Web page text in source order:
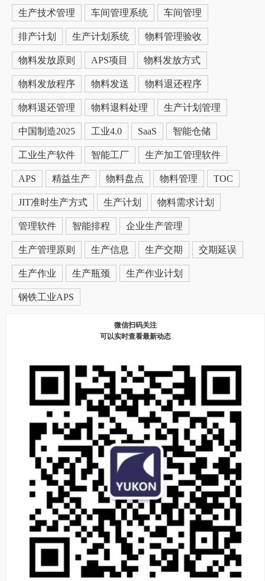
生产技术管理 车间管理系统 车间管理
排产计划 生产计划系统 物料管理验收
物料发放原则 APS项目 物料发放方式
物料发放程序 物料发送 物料退还程序
物料退还管理 物料退料处理 生产计划管理
中国制造2025 工业4.0 SaaS 智能仓储
工业生产软件 智能工厂 生产加工管理软件
APS 精益生产 物料盘点 物料管理 TOC
JIT准时生产方式 生产计划 物料需求计划
管理软件 智能排程 企业生产管理
生产管理原则 生产信息 生产交期 交期延误
生产作业 生产瓶颈 生产作业计划
钢铁工业APS
微信扫码关注
可以实时查看最新动态